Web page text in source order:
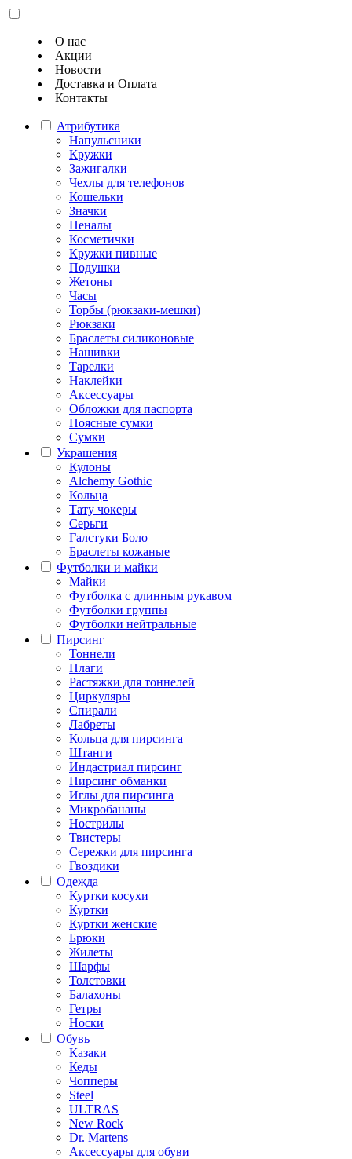
О нас
Акции
Новости
Доставка и Оплата
Контакты
Атрибутика
Напульсники
Кружки
Зажигалки
Чехлы для телефонов
Кошельки
Значки
Пеналы
Косметички
Кружки пивные
Подушки
Жетоны
Часы
Торбы (рюкзаки-мешки)
Рюкзаки
Браслеты силиконовые
Нашивки
Тарелки
Наклейки
Аксессуары
Обложки для паспорта
Поясные сумки
Сумки
Украшения
Кулоны
Alchemy Gothic
Кольца
Тату чокеры
Серьги
Галстуки Боло
Браслеты кожаные
Футболки и майки
Майки
Футболка с длинным рукавом
Футболки группы
Футболки нейтральные
Пирсинг
Тоннели
Плаги
Растяжки для тоннелей
Циркуляры
Спирали
Лабреты
Кольца для пирсинга
Штанги
Индастриал пирсинг
Пирсинг обманки
Иглы для пирсинга
Микробананы
Нострилы
Твистеры
Сережки для пирсинга
Гвоздики
Одежда
Куртки косухи
Куртки
Куртки женские
Брюки
Жилеты
Шарфы
Толстовки
Балахоны
Гетры
Носки
Обувь
Казаки
Кеды
Чопперы
Steel
ULTRAS
New Rock
Dr. Martens
Аксессуары для обуви